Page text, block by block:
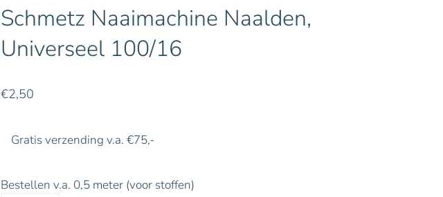
Schmetz Naaimachine Naalden,
Universeel 100/16
€2,50
Gratis verzending v.a. €75,-
Bestellen v.a. 0,5 meter (voor stoffen)